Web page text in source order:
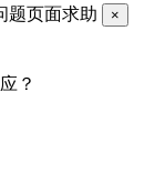
题页面求助 ×
？